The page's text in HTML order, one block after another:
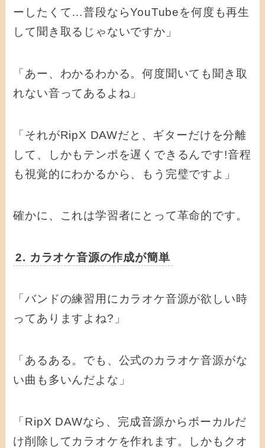
ーしたくて…普段ならYouTubeを何度も再生
して聞き取るじゃないですか」
「あー、わかるわかる。何度聞いても聞き取
れない音ってあるよね」
「それがRipX DAWだと、ギターだけを分離
して、しかもテンポを遅くできるんです!音程
も視覚的にわかるから、もう完璧ですよ」
確かに、これは学習者にとって革命的です。
2. カラオケ音源の作成が簡単
「バンドの練習用にカラオケ音源が欲しい時
ってありますよね?」
「あるある。でも、公式のカラオケ音源がな
い曲も多いんだよな」
「RipX DAWなら、完成音源からボーカルだ
け削除してカラオケを作れます。しかもクオ